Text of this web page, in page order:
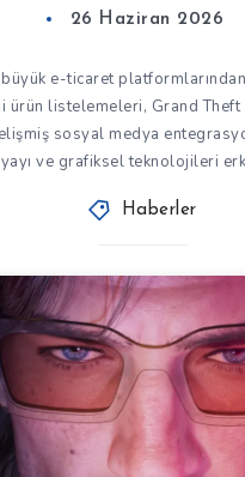
26 Haziran 2026
büyük e-ticaret
ürün listelemeleri, Grand Theft
sosyal medya
ve grafiksel teknolojileri
Haberler